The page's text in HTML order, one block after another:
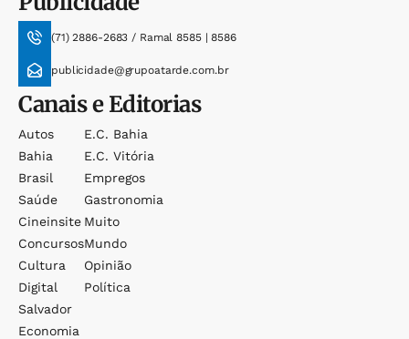
(71) 2886-2683 / Ramal 8585 | 8586
publicidade@grupoatarde.com.br
Canais e Editorias
Autos
Bahia
Brasil
Saúde
Cineinsite
Concursos
Cultura
Digital
Salvador
Economia
E.c. Bahia
E.c. Vitória
Empregos
Gastronomia
Muito
Mundo
Opinião
Política